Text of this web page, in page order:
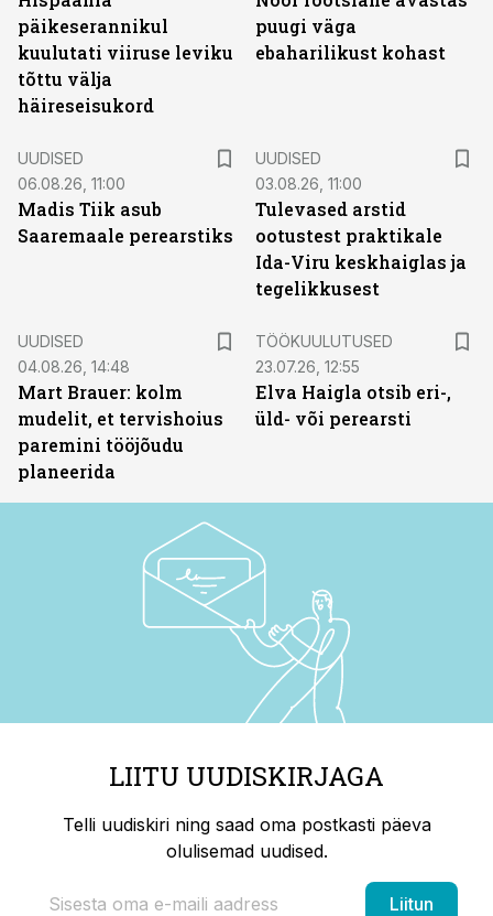
päikeserannikul
kuulutati viiruse leviku
tõttu välja
häireseisukord
puugi väga
ebaharilikust kohast
UUDISED
06.08.26, 11:00
Madis Tiik asub
Saaremaale perearstiks
UUDISED
03.08.26, 11:00
Tulevased arstid
ootustest praktikale
Ida-Viru keskhaiglas ja
tegelikkusest
UUDISED
04.08.26, 14:48
Mart Brauer: kolm
mudelit, et tervishoius
paremini tööjõudu
planeerida
TÖÖKUULUTUSED
23.07.26, 12:55
Elva Haigla otsib eri-,
üld- või perearsti
LIITU UUDISKIRJAGA
Telli uudiskiri ning saad oma postkasti päeva
olulisemad uudised.
Liitun